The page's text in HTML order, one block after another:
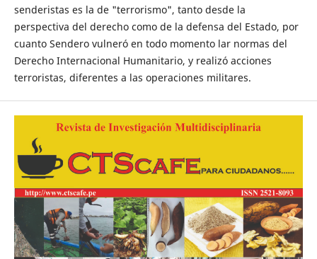
senderistas es la de "terrorismo", tanto desde la
perspectiva del derecho como de la defensa del Estado, por
cuanto Sendero vulneró en todo momento lar normas del
Derecho Internacional Humanitario, y realizó acciones
terroristas, diferentes a las operaciones militares.